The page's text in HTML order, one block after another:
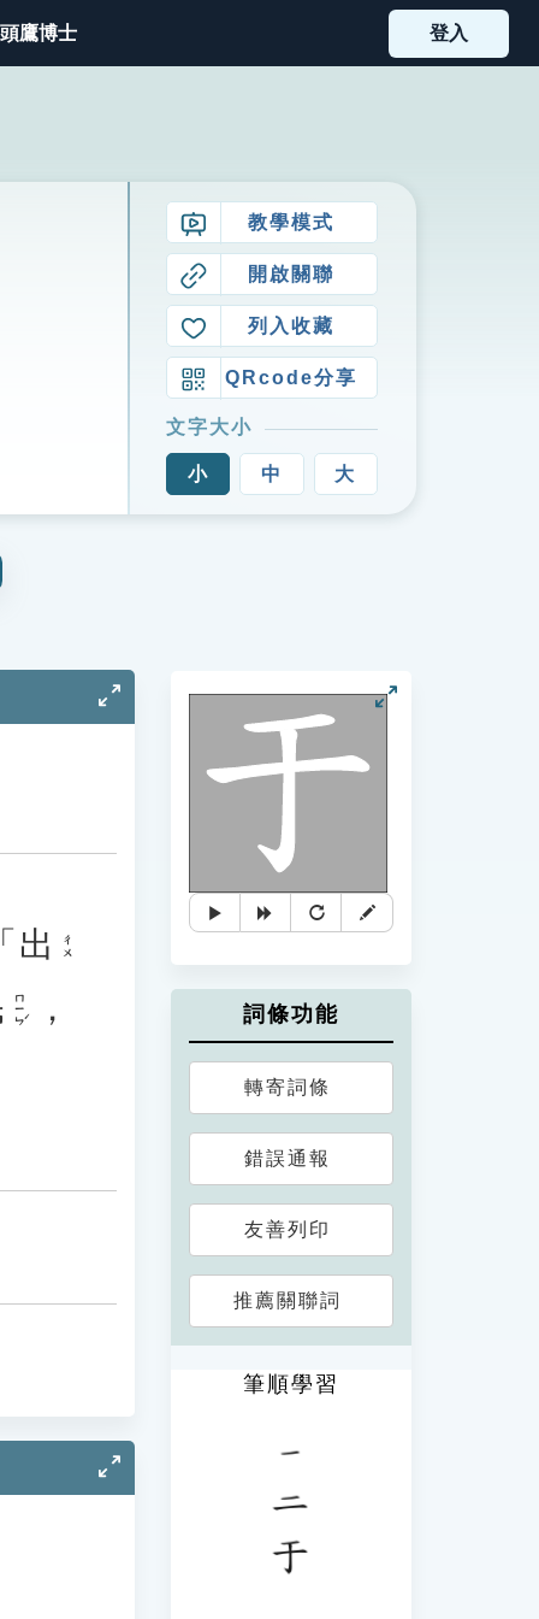
鷹博士 登入
教學模式
開啟關聯
列入收藏
QRcode分享
文字大小
小 中 大
出 ㄔㄨ
ㄇㄧㄣˊ ， 詞條功能
轉寄詞條
錯誤通報
友善列印
推薦關聯詞
筆順學習